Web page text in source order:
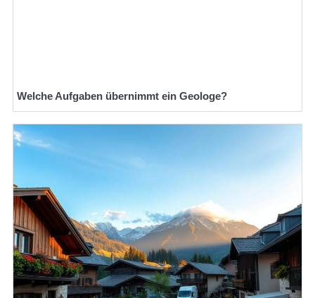
Welche Aufgaben übernimmt ein Geologe?